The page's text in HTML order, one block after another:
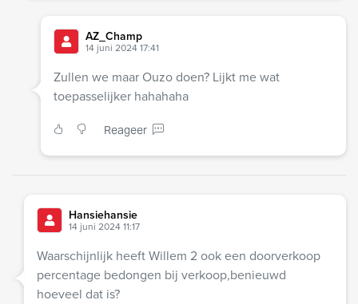
AZ_Champ
14 juni 2024 17:41
Zullen we maar Ouzo doen? Lijkt me wat
toepasselijker hahahaha
Reageer
Hansiehansie
14 juni 2024 11:17
Waarschijnlijk heeft Willem 2 ook een doorverkoop
percentage bedongen bij verkoop,benieuwd
hoeveel dat is?